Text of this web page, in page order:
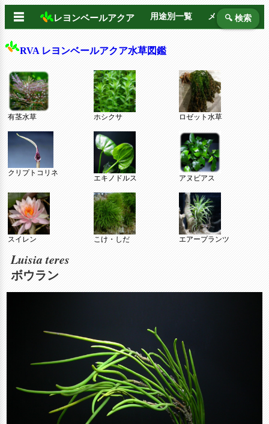
☰ レヨンベールアクア 用途別一覧 メーカー別
🔍 検索
RVA レヨンベールアクア水草図鑑
有茎水草 ホシクサ ロゼット水草
クリプトコリネ
エキノドルス アヌビアス
スイレン こけ・しだ エアープランツ
Luisia teres
ボウラン